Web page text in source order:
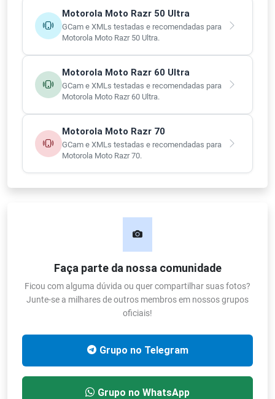
Motorola Moto Razr 50 Ultra
GCam e XMLs testadas e recomendadas para
Motorola Moto Razr 50 Ultra.
Motorola Moto Razr 60 Ultra
GCam e XMLs testadas e recomendadas para
Motorola Moto Razr 60 Ultra.
Motorola Moto Razr 70
GCam e XMLs testadas e recomendadas para
Motorola Moto Razr 70.
Faça parte da nossa comunidade
Ficou com alguma dúvida ou quer compartilhar suas fotos?
Junte-se a milhares de outros membros em nossos grupos
oficiais!
Grupo no Telegram
Grupo no WhatsApp